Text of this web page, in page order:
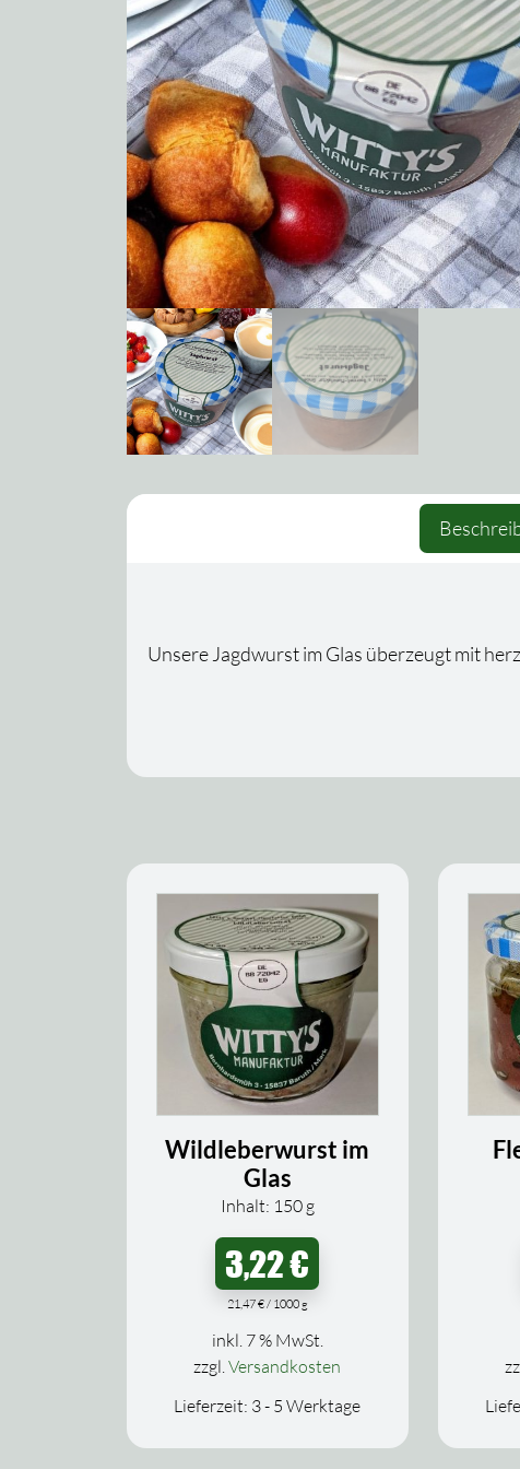
Unsere Jagdwurst im Glas überzeugt mit
Wildleberwurst im
Glas
Inhalt: 150 g
3,22€
21,47€/ 1000g
inkl. 7 % MwSt.
zzgl. Versandkosten
Lieferzeit: 3 - 5 Werktage